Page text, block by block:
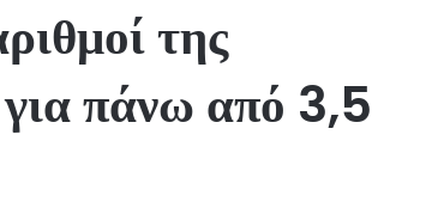
της
πάνω από 3,5